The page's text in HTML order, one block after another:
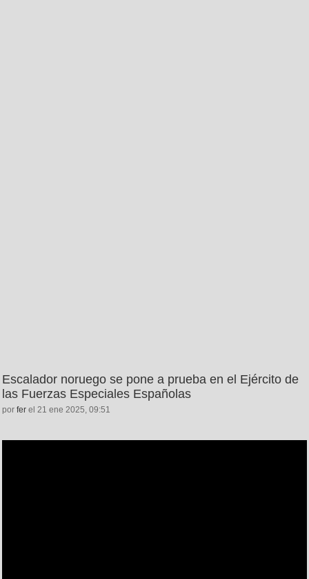
Escalador noruego se pone a prueba en el Ejército de
las Fuerzas Especiales Españolas
por fer el 21 ene 2025, 09:51